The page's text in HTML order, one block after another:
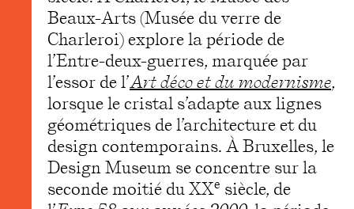
Beaux-Arts (Musée du verre de
Charleroi) explore la période de
l’Entre-deux-guerres, marquée par
l’essor de l’Art déco et du modernisme,
lorsque le cristal s’adapte aux lignes
géométriques de l’architecture et du
design contemporains. À Bruxelles, le
Design Museum se concentre sur la
seconde moitié du XXe siècle, de